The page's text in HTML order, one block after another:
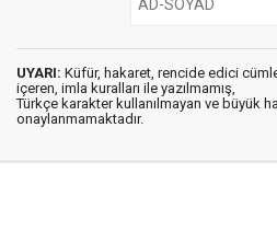
UYARI: Küfür, hakaret, rencide edici
içeren, imla kuralları ile yazılmamış,
Türkçe karakter kullanılmayan ve büyük
onaylanmamaktadır.